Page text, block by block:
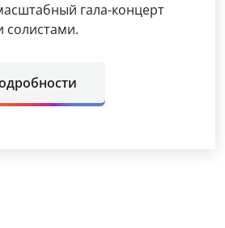
гала-концерт
солистами.